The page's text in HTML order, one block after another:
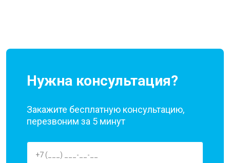
Нужна консультация?
Закажите бесплатную консультацию,
перезвоним за 5 минут